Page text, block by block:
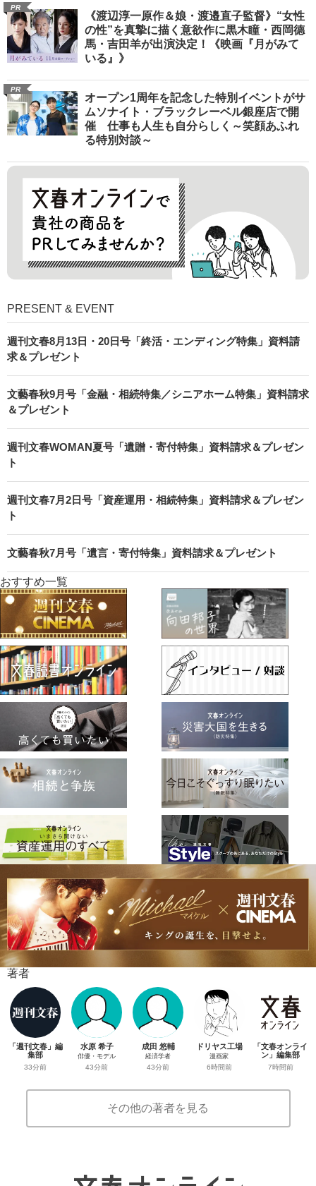
PR
《渡辺淳一原作＆娘・渡邉直子監督》“女性
の性”を真摯に描く意欲作に黒木瞳・西岡德
馬・吉田羊が出演決定！《映画『月がみて
いる』》
PR
オープン1周年を記念した特別イベントがサ
ムソナイト・ブラックレーベル銀座店で開
催 仕事も人生も自分らしく～笑顔あふれ
る特別対談～
PRESENT & EVENT
週刊文春8月13日・20日号「終活・エンディング特集」資料請
求＆プレゼント
文藝春秋9月号「金融・相続特集／シニアホーム特集」資料請求
＆プレゼント
週刊文春WOMAN夏号「遺贈・寄付特集」資料請求＆プレゼン
ト
週刊文春7月2日号「資産運用・相続特集」資料請求＆プレゼン
ト
文藝春秋7月号「遺言・寄付特集」資料請求＆プレゼント
おすすめ一覧
著者
「週刊文春」編
集部
33分前
水原 希子
俳優・モデル
43分前
成田 悠輔
経済学者
43分前
ドリヤス工場
漫画家
6時間前
「文春オンライ
ン」編集部
7時間前
その他の著者を見る